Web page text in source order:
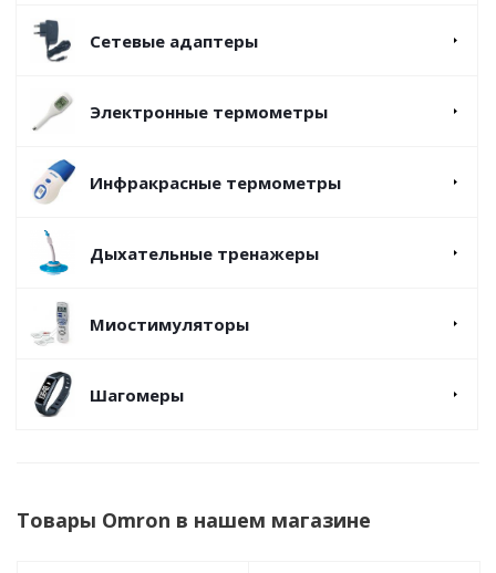
Сетевые адаптеры
Электронные термометры
Инфракрасные термометры
Дыхательные тренажеры
Миостимуляторы
Шагомеры
Товары Omron в нашем магазине